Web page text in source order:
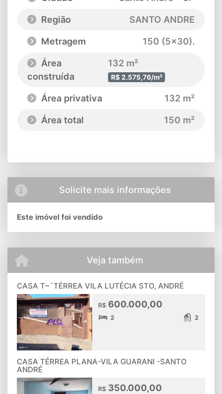
Região
SANTO ANDRE
Metragem
150 (5x30).
Área
construída
132 m²
R$ 2.575,76/m²
Área privativa
132 m²
Área total
150 m²
Solicite mais informações
Este imóvel foi vendido
Veja também
CASA T~´TÉRREA VILA LUTÉCIA STO, ANDRÉ
R$ 600.000,00
2 2
CASA TÉRREA PLANA-VILA GUARANI -SANTO
ANDRÉ
R$ 350.000,00